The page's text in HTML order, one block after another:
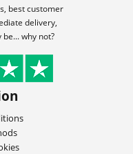
best customer
delivery,
why not?